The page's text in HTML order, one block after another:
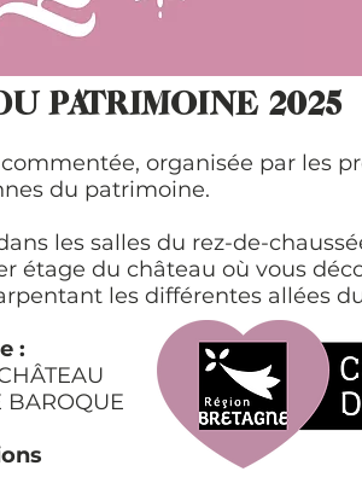
PATRIMOINE 2025
organisée par les
du patrimoine.
les salles du rez-de-
étage du château où vous
les différentes allées
:
BAROQUE